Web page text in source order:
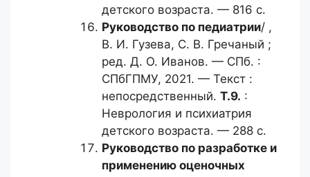
детского возраста. — 816 с.
Руководство по педиатрии/ ,
В. И. Гузева, С. В. Гречаный ;
ред. Д. О. Иванов. — СПб. :
СПбГПМУ, 2021. — Текст :
непосредственный. Т.9. :
Неврология и психиатрия
детского возраста. — 288 с.
Руководство по разработке и
применению оценочных